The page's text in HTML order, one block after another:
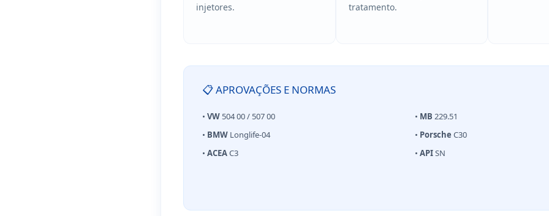
injetores.
tratamento.
📋 APROVAÇÕES E NORMAS
• VW 504 00 / 507 00 • MB 229.51
• BMW Longlife-04 • Porsche C30
• ACEAC3 • APISN